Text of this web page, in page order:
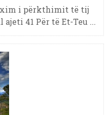
i përkthimit të tij
41 Për të Et-Teu ...